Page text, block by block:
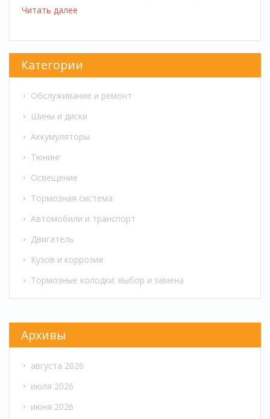
Читать далее
Категории
Обслуживание и ремонт
Шины и диски
Аккумуляторы
Тюнинг
Освещение
Тормозная система
Автомобили и транспорт
Двигатель
Кузов и коррозия
Тормозные колодки: выбор и замена
Архивы
августа 2026
июля 2026
июня 2026